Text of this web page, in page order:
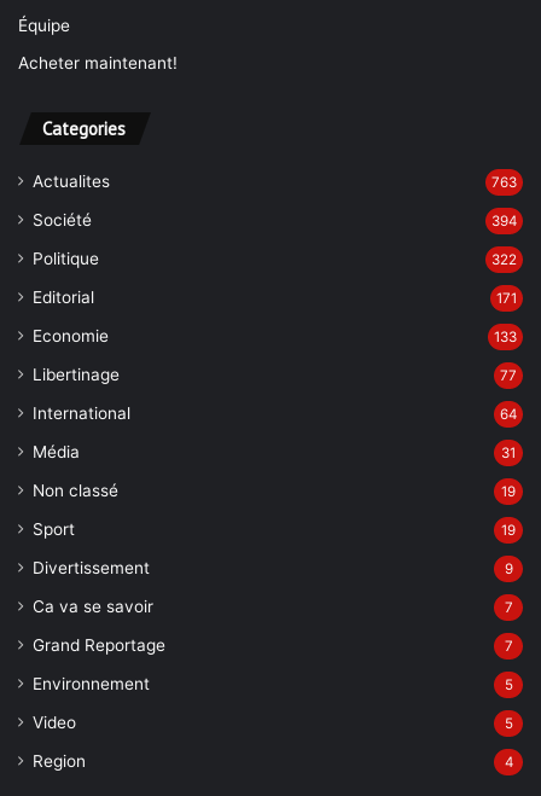
Équipe
Acheter maintenant!
Categories
Actualites 763
Société 394
Politique 322
Editorial 171
Economie 133
Libertinage 77
International 64
Média 31
Non classé 19
Sport 19
Divertissement 9
Ca va se savoir 7
Grand Reportage 7
Environnement 5
Video 5
Region 4